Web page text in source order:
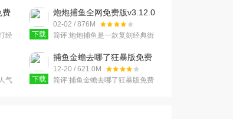
费
经
下载
炮炮捕鱼全网免费版v3.12.0
02-02 / 876M
简评:炮炮捕鱼是一款复刻经典街
原线下街机厅的捕鱼快感，以丰
富的鱼类设定、积分体
气
下载
捕鱼金蟾去哪了狂暴版免费
版v5.5.9.1385安卓版
12-20 / 621.0M
简评:捕鱼金蟾去哪了狂暴版免费